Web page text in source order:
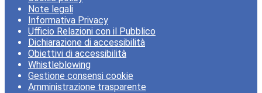
Note legali
Informativa Privacy
Ufficio Relazioni con il Pubblico
Dichiarazione di accessibilità
Obiettivi di accessibilità
Whistleblowing
Gestione consensi cookie
Amministrazione trasparente